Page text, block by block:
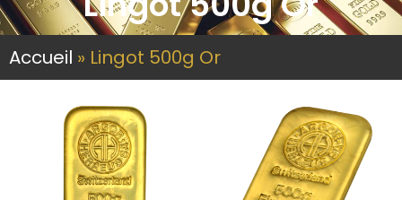
Accueil » Lingot 500g Or